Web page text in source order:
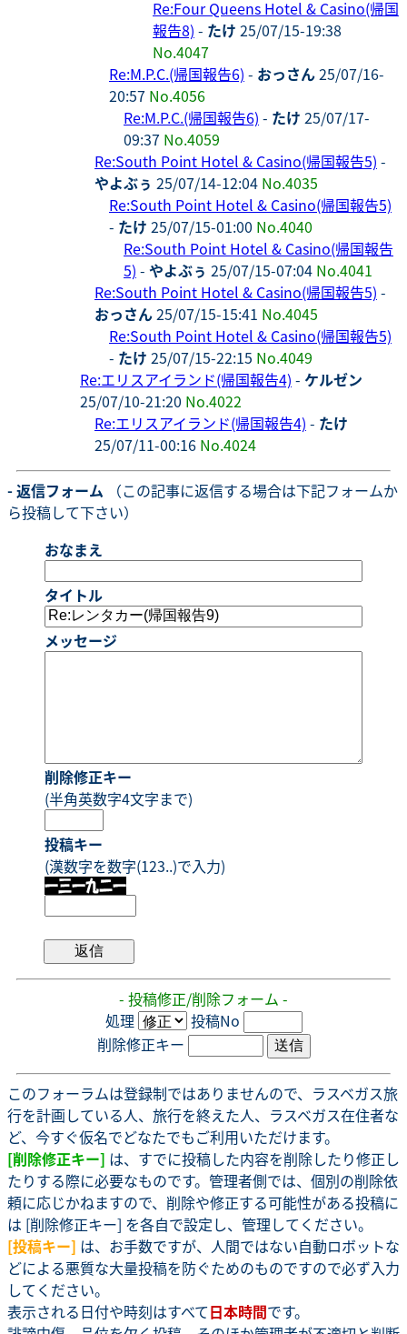
Re:Four Queens Hotel & Casino(帰国
報告8) - たけ 25/07/15-19:38
No.4047
Re:M.P.C.(帰国報告6) - おっさん25/07/16-
20:57 No.4056
Re:M.P.C.(帰国報告6) - たけ 25/07/17-
09:37 No.4059
Re:South Point Hotel & Casino(帰国報告5) -
やよぶぅ 25/07/14-12:04 No.4035
Re:South Point Hotel & Casino(帰国報告5)
- たけ 25/07/15-01:00 No.4040
Re:South Point Hotel & Casino(帰国報告
5) - やよぶぅ 25/07/15-07:04 No.4041
Re:South Point Hotel & Casino(帰国報告5) -
おっさん25/07/15-15:41 No.4045
Re:South Point Hotel & Casino(帰国報告5)
- たけ 25/07/15-22:15 No.4049
Re:エリスアイランド(帰国報告4) - ケルゼン
25/07/10-21:20 No.4022
Re:エリスアイランド(帰国報告4) - たけ
25/07/11-00:16 No.4024
- 返信フォーム （この記事に返信する場合は下記フォームか
ら投稿して下さい）
おなまえ
タイトル
メッセージ
削除修正キー
(半角英数字4文字まで)
投稿キー
(漢数字を数字(123..)で入力)
- 投稿修正/削除フォーム -
処理
投稿No
削除修正キー
このフォーラムは登録制ではありませんので、ラスベガス旅
行を計画している人、旅行を終えた人、ラスベガス在住者な
ど、今すぐ仮名でどなたでもご利用いただけます。
[削除修正キー] は、すでに投稿した内容を削除したり修正し
たりする際に必要なものです。管理者側では、個別の削除依
頼に応じかねますので、削除や修正する可能性がある投稿に
は [削除修正キー] を各自で設定し、管理してください。
[投稿キー] は、お手数ですが、人間ではない自動ロボットな
どによる悪質な大量投稿を防ぐためのものですので必ず入力
してください。
表示される日付や時刻はすべて日本時間です。